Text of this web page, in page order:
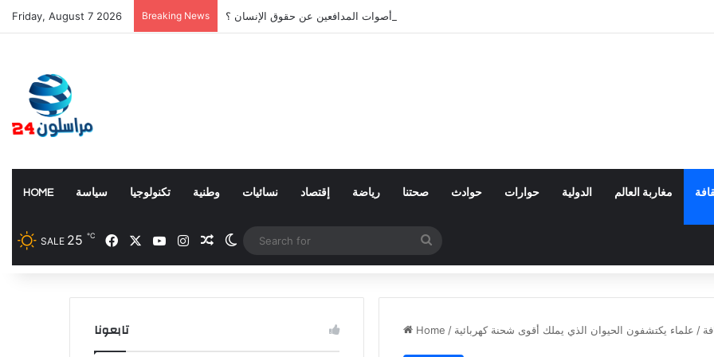
Friday, August 7 2026 Breaking News بعد تعنيف المغاربة في سبتة.. أين اختفت أصوات المدافعين عن حقوق الإنسان ؟
HOME سياسة تكنولوجيا وطنية نسائيات إقتصاد رياضة صحتنا حوادث حوارات الدولية مغاربة العالم
SALE 25 ℃ Facebook YouTubeInstagramRandom Article
Switch skin
for
Home / / علماء يكتشفون الحيوان الذي يملك أقوى شحنة كهربائية تابعونا